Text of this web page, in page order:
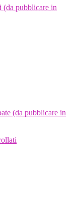
pubblicare in
(da pubblicare in